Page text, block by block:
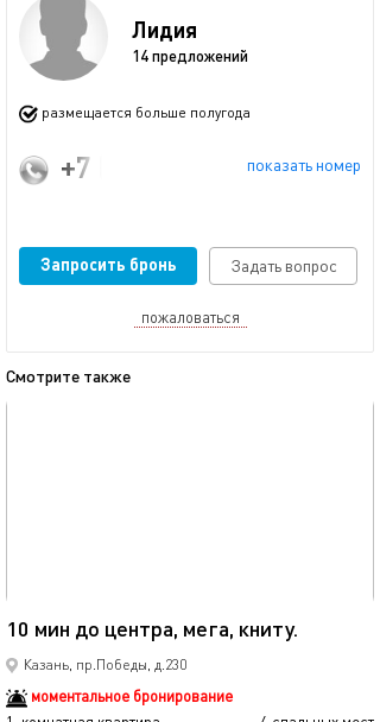
Лидия
14 предложений
размещается больше полугода
показать номер
+7 (996) 121-28-55
Запросить бронь Задать вопрос
пожаловаться
Смотрите также
10 мин до центра, мега, книту.
Казань, пр.Победы, д.230
моментальное бронирование